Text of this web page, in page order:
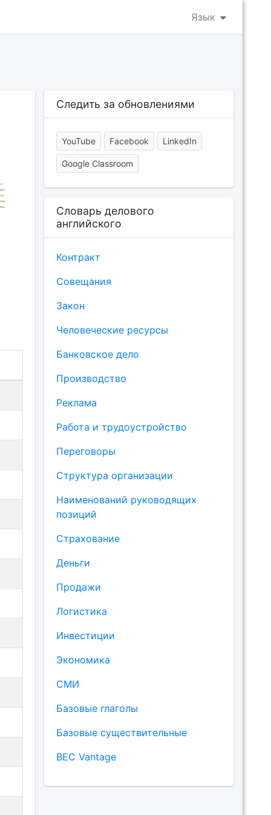
Язык
Следить за обновлениями
YouTube Facebook LinkedIn
Google Classroom
Словарь делового
английского
Контракт
Совещания
Закон
Человеческие ресурсы
Банковское дело
Производство
Реклама
Работа и трудоустройство
Переговоры
Структура организации
Наименований руководящих
позиций
Страхование
Деньги
Продажи
Логистика
Инвестиции
Экономика
СМИ
Базовые глаголы
Базовые существительные
BEC Vantage